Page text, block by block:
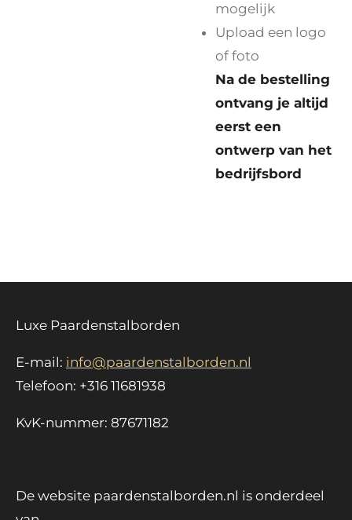
mogelijk
Upload een logo
of foto
Na de bestelling
ontvang je altijd
eerst een
ontwerp van het
bedrijfsbord
Luxe Paardenstalborden
E-mail: info@paardenstalborden.nl
Telefoon: +316 11681938
KvK-nummer: 87671182
De website paardenstalborden.nl is onderdeel